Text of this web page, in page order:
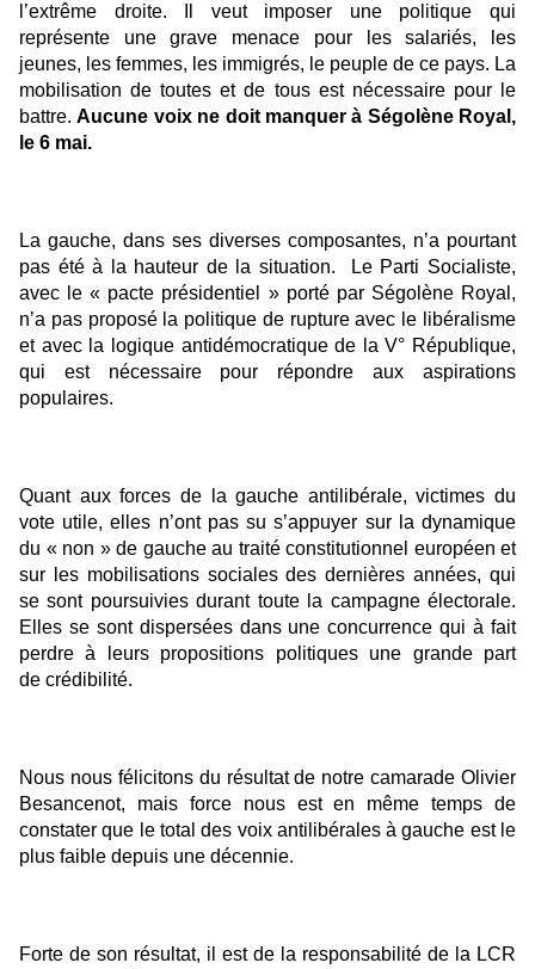
l’extrême droite. Il veut imposer une politique qui
représente une grave menace pour les salariés, les
jeunes, les femmes, les immigrés, le peuple de ce pays. La
mobilisation de toutes et de tous est nécessaire pour le
battre.Aucune voix ne doit manquer à Ségolène Royal,
le 6 mai.
La gauche, dans ses diverses composantes, n’a pourtant
pas été à la hauteur de la situation. Le Parti Socialiste,
avec le « pacte présidentiel » porté par Ségolène Royal,
n’a pas proposé la politique de rupture avec le libéralisme
et avec la logique antidémocratique de la V° République,
qui est nécessaire pour répondre aux aspirations
populaires.
Quant aux forces de la gauche antilibérale, victimes du
vote utile, elles n’ont pas su s’appuyer sur la dynamique
du « non » de gauche au traité constitutionnel européen et
sur les mobilisations sociales des dernières années, qui
se sont poursuivies durant toute la campagne électorale.
Elles se sont dispersées dans une concurrence qui à fait
perdre à leurs propositions politiques une grande part
de crédibilité.
Nous nous félicitons du résultat de notre camarade Olivier
Besancenot, mais force nous est en même temps de
constater que le total des voix antilibérales à gauche est le
plus faible depuis une décennie.
Forte de son résultat, il est de la responsabilité de la LCR